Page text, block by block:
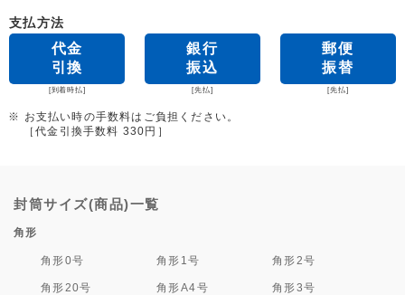
支払方法
代金
引換
[到着時払]
銀行
振込
[先払]
郵便
振替
[先払]
※ お支払い時の手数料はご負担ください。
［代金引換手数料 330円］
封筒サイズ(商品)一覧
角形
角形0号 角形1号 角形2号
角形20号 角形A4号 角形3号